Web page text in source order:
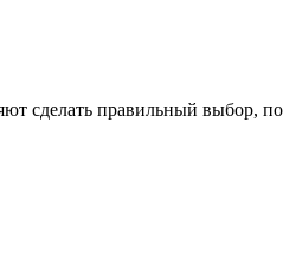
сделать правильный выбор,